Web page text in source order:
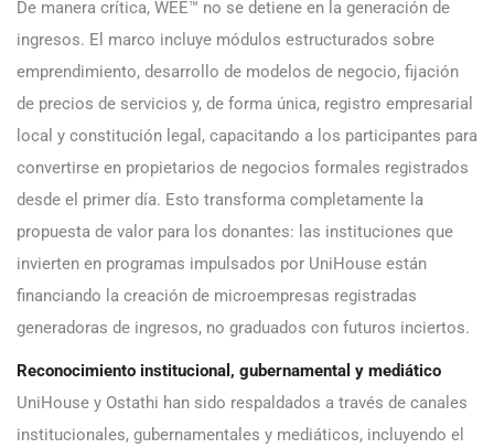
De manera crítica, WEE™ no se detiene en la generación de
ingresos. El marco incluye módulos estructurados sobre
emprendimiento, desarrollo de modelos de negocio, fijación
de precios de servicios y, de forma única, registro empresarial
local y constitución legal, capacitando a los participantes para
convertirse en propietarios de negocios formales registrados
desde el primer día. Esto transforma completamente la
propuesta de valor para los donantes: las instituciones que
invierten en programas impulsados por UniHouse están
financiando la creación de microempresas registradas
generadoras de ingresos, no graduados con futuros inciertos.
Reconocimiento institucional, gubernamental y mediático
UniHouse y Ostathi han sido respaldados a través de canales
institucionales, gubernamentales y mediáticos, incluyendo el